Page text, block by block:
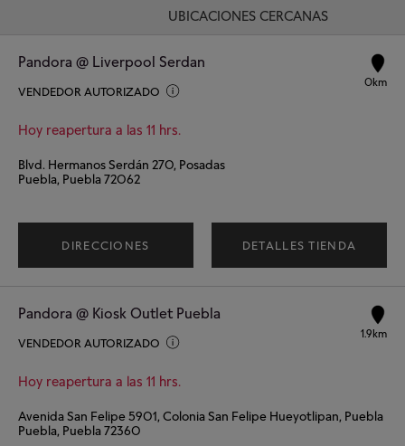
UBICACIONES CERCANAS
Pandora @ Liverpool Serdan
VENDEDOR AUTORIZADO
Hoy reapertura a las 11 hrs.
0km
Blvd. Hermanos Serdán 270, Posadas
Puebla, Puebla 72062
DIRECCIONES DETALLES TIENDA
Pandora @ Kiosk Outlet Puebla
VENDEDOR AUTORIZADO
Hoy reapertura a las 11 hrs.
1.9km
Avenida San Felipe 5901, Colonia San Felipe Hueyotlipan, Puebla
Puebla, Puebla 72360